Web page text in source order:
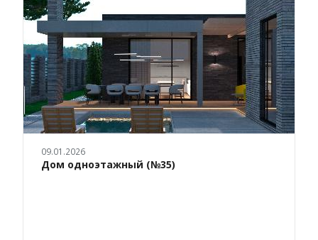
09.01.2026
Дом одноэтажный (№35)